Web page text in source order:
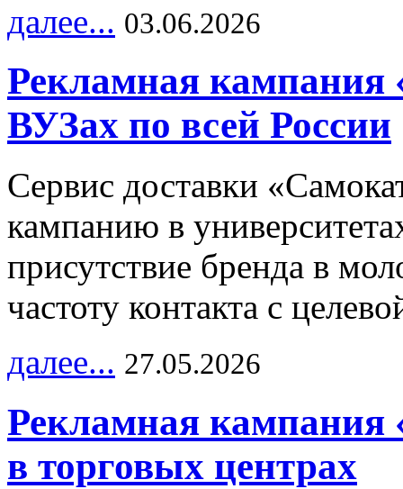
далее... 03.06.2026
Рекламная кампания
ВУЗах по всей России
Сервис доставки
кампанию в
присутствие бренда в
частоту контакта с
далее... 27.05.2026
Рекламная кампания
в торговых центрах